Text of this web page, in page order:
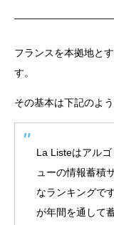
フランスを本拠地と
す。
その基本は下記のよ
La Listeはアル
ューの情報蓄積
なランキングで
が年間を通して